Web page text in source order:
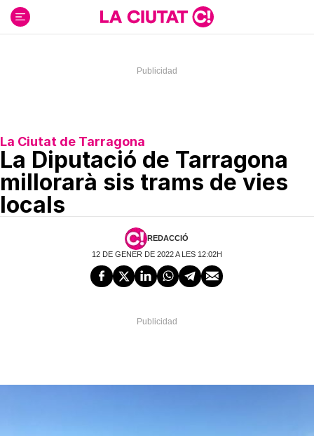
contenido
La Ciutat de Tarragona
La Diputació de Tarragona
millorarà sis trams de vies
locals
REDACCIÓ
12 DE GENER DE 2022 A LES 12:02H